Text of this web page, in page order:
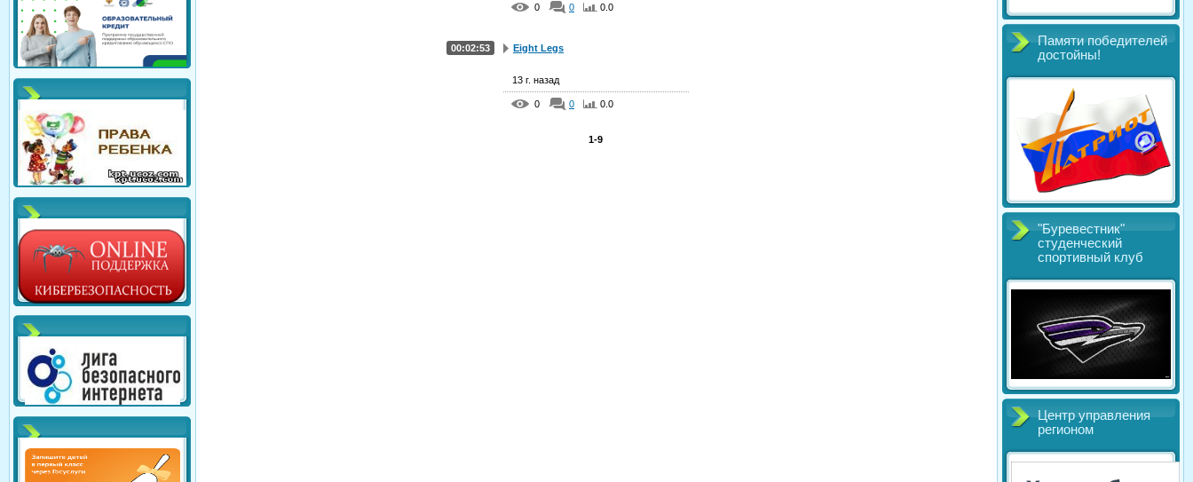
0 0 0.0
Eight Legs
00:02:53
13 г. назад
0 0 0.0
1-9
Памяти победителей
достойны!
"Буревестник"
студенческий
спортивный клуб
Центр управления
регионом